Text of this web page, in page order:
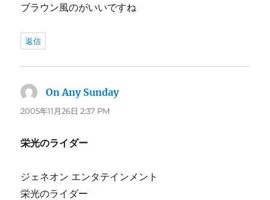
ブラウン風のがいいですね
返信
On Any Sundayよ
2005年11月26日 2:37 PM
栄光のライダー
ジェネオン エンタテインメント
栄光のライダー